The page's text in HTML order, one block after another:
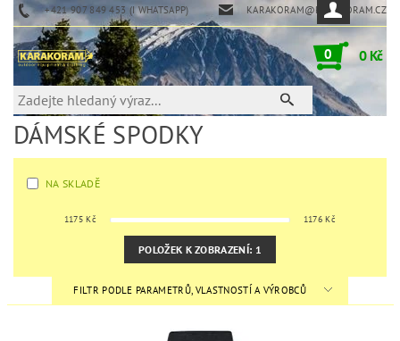
+421 907 849 453 (I WHATSAPP) KARAKORAM@KARAKORAM.CZ
0 0 Kč
DÁMSKÉ SPODKY
NA SKLADĚ
1175 Kč 1176 Kč
POLOŽEK K ZOBRAZENÍ: 1
FILTR PODLE PARAMETRŮ, VLASTNOSTÍ A VÝROBCŮ